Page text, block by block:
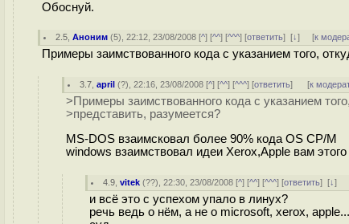
Обоснуй.
2.5 ,Аноним (5), 22:12, 23/08/2008 [^] [^^] [^^^] [ответить][↓] [к
Примеры заимствованного кода с указанием того,
3.7 ,april (?), 22:16, 23/08/2008 [^] [^^] [^^^] [ответить] [к
>Примеры заимствованного кода с указанием
>представить, разумеется?
MS-DOS взаимсковал более 90% кода OS CP/M
windows взаимствовал идеи Xerox,Apple вам
4.9 ,vitek (??), 22:30, 23/08/2008 [^] [^^] [^^^] [ответить][↓]
и всё это с успехом упало в линух?
речь ведь о нём, а не о microsoft, xerox,